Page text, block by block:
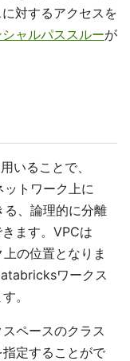
対するアクセスを
ャルパススルーが
いることで、
トワーク上に
る、論理的に分離
ます。VPCは
の位置となりま
ワークス
。
ペースのクラス
定することがで